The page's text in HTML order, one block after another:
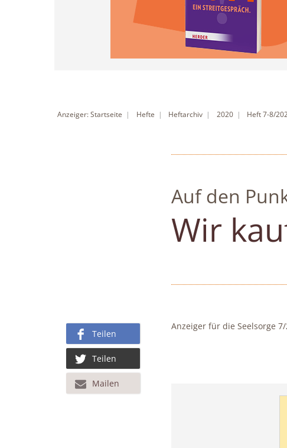
Anzeiger: Startseite Hefte Heftarchiv 2020 Heft 7-8/
Auf den
:
Wir
Anzeiger für die Seelsorge
Teilen
Teilen
Mailen